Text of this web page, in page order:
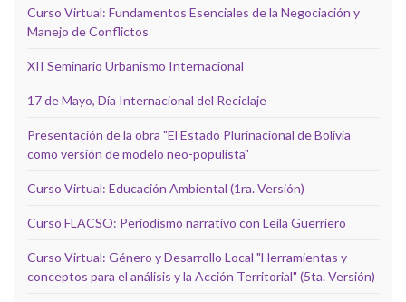
Curso Virtual: Fundamentos Esenciales de la Negociación y
Manejo de Conflictos
XII Seminario Urbanismo Internacional
17 de Mayo, Día Internacional del Reciclaje
Presentación de la obra "El Estado Plurinacional de Bolivia
como versión de modelo neo-populista"
Curso Virtual: Educación Ambiental (1ra. Versión)
Curso FLACSO: Periodismo narrativo con Leila Guerriero
Curso Virtual: Género y Desarrollo Local "Herramientas y
conceptos para el análisis y la Acción Territorial" (5ta. Versión)